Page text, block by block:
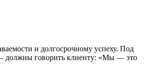
и долгосрочному успеху. Под
— должны говорить клиенту: «Мы — это